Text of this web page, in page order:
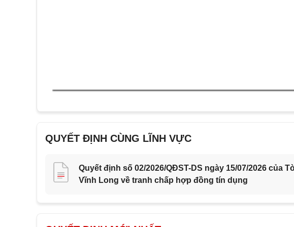
QUYẾT ĐỊNH CÙNG LĨNH VỰC
Quyết định số 02/2026/QĐST-DS ngày 15/07/2026 của
Vĩnh Long về tranh chấp hợp đồng tín dụng